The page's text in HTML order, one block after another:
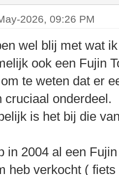
2026, 09:26 PM
wel blij met wat
ook een Fujin
te weten dat er
cruciaal onderdeel.
is het bij die
in 2004 al een
heb verkocht (